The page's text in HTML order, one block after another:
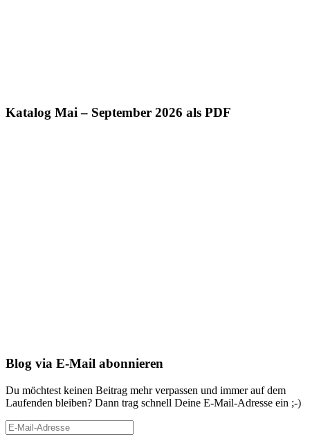
Katalog Mai – September 2026 als PDF
Blog via E-Mail abonnieren
Du möchtest keinen Beitrag mehr verpassen und immer auf dem
Laufenden bleiben? Dann trag schnell Deine E-Mail-Adresse ein ;-)
E-